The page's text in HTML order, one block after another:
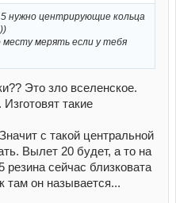
нужно центрирующие кольца
мерять если у тебя
Это зло вселенское.
такие
с такой центральной
Вылет 20 будет, а то на
сейчас близковата
там он называется...